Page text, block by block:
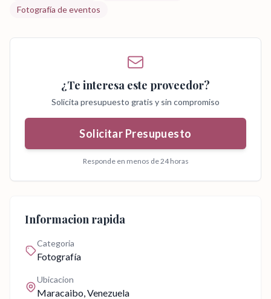
Fotografía de eventos
¿Te interesa este proveedor?
Solicita presupuesto gratis y sin compromiso
Solicitar Presupuesto
Responde en menos de 24 horas
Informacion rapida
Categoria
Fotografía
Ubicacion
Maracaibo, Venezuela